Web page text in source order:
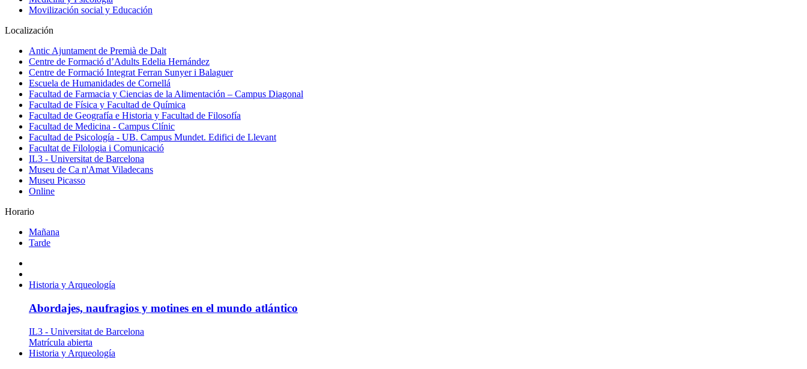
Movilización social y Educación
Localización
Antic Ajuntament de Premià de Dalt
Centre de Formació d’Adults Edelia Hernández
Centre de Formació Integrat Ferran Sunyer i Balaguer
Escuela de Humanidades de Cornellá
Facultad de Farmacia y Ciencias de la Alimentación – Campus Diagonal
Facultad de Física y Facultad de Química
Facultad de Geografía e Historia y Facultad de Filosofía
Facultad de Medicina - Campus Clínic
Facultad de Psicología - UB. Campus Mundet. Edifici de Llevant
Facultat de Filologia i Comunicació
IL3 - Universitat de Barcelona
Museu de Ca n'Amat Viladecans
Museu Picasso
Online
Horario
Mañana
Tarde
Historia y Arqueología
Abordajes, naufragios y motines en el mundo atlántico
IL3 - Universitat de Barcelona
Matrícula abierta
Historia y Arqueología